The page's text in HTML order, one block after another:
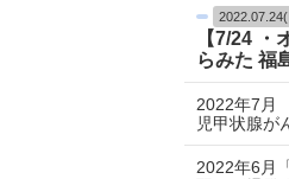
【7/24 ・
らみた 福
2022年7月
児甲状腺
2022年6月